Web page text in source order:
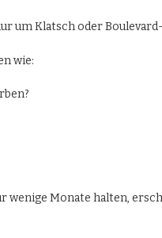
um Klatsch oder
wie:
Monate halten,